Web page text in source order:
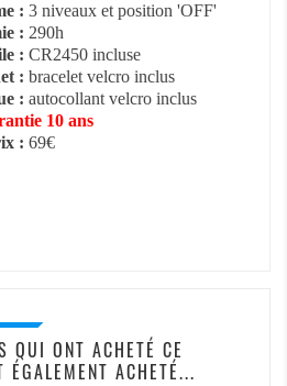
: 3 niveaux et position 'OFF'
: 290h
: CR2450 incluse
: bracelet velcro inclus
: autocollant velcro inclus
10 ans
: 69€
QUI ONT ACHETÉ CE
ÉGALEMENT ACHETÉ...